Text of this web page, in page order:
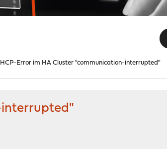
Error im HA Cluster "communication-interrupted"
interrupted"